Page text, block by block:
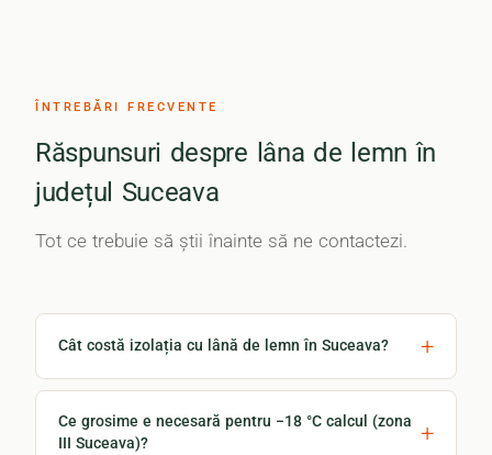
ÎNTREBĂRI FRECVENTE
Răspunsuri despre lâna de lemn în
județul Suceava
Tot ce trebuie să știi înainte să ne contactezi.
Cât costă izolația cu lână de lemn în Suceava?
Ce grosime e necesară pentru −18 °C calcul (zona
III Suceava)?